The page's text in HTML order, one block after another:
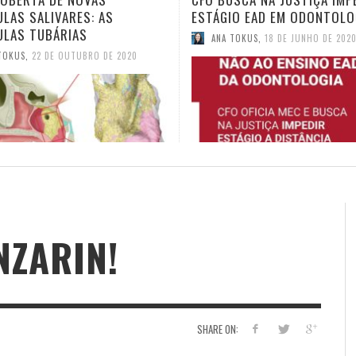
EAD EM ODONTOLOGIA
18 DE JUNHO DE 2020
TELEODONTOLOGIA
ANA TOKUS 4 DE JUNHO DE 2020
SHARE ON: